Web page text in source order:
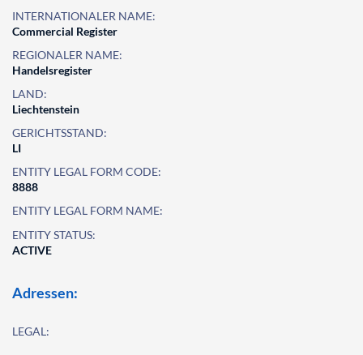
INTERNATIONALER NAME:
Commercial Register
REGIONALER NAME:
Handelsregister
LAND:
Liechtenstein
GERICHTSSTAND:
LI
ENTITY LEGAL FORM CODE:
8888
ENTITY LEGAL FORM NAME:
ENTITY STATUS:
ACTIVE
Adressen:
LEGAL: